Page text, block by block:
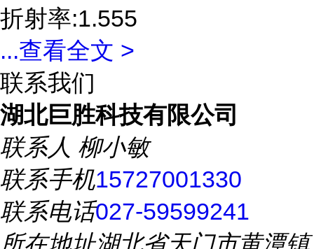
折射率:1.555
...查看全文 >
联系我们
湖北巨胜科技有限公司
联系人 柳小敏
联系手机15727001330
联系电话027-59599241
所在地址湖北省天门市黄潭镇